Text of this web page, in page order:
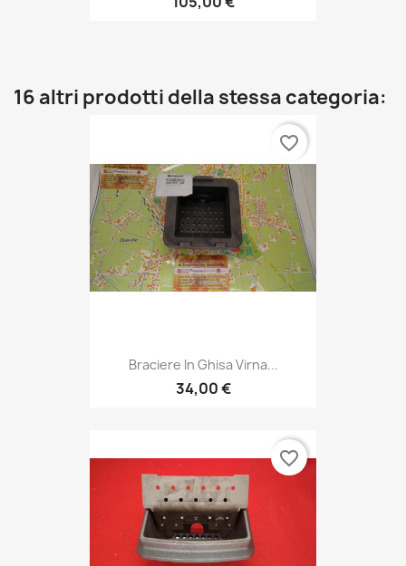
16 altri prodotti della stessa categoria:
Braciere In Ghisa Virna...
34,00 €
favorite_border
favorite_border